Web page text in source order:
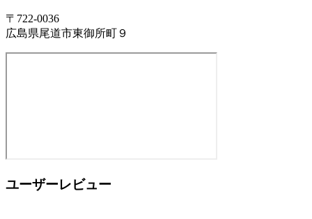
〒722-0036
広島県尾道市東御所町９
ユーザーレビュー